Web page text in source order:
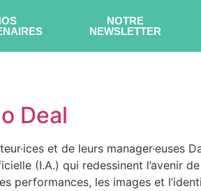
NOTRE
NEWSLETTER
Deal
et de leurs manager·euses
(I.A.) qui redessinent l’avenir
performances, les images et